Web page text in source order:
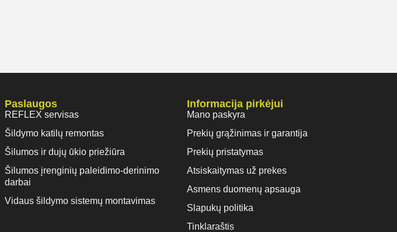
Paslaugos
REFLEX servisas
Šildymo katilų remontas
Šilumos ir dujų ūkio priežiūra
Šilumos įrenginių paleidimo-derinimo
darbai
Vidaus šildymo sistemų montavimas
Informacija pirkėjui
Mano paskyra
Prekių grąžinimas ir garantija
Prekių pristatymas
Atsiskaitymas už prekes
Asmens duomenų apsauga
Slapukų politika
Tinklaraštis